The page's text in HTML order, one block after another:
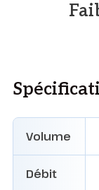
Volume
Débit